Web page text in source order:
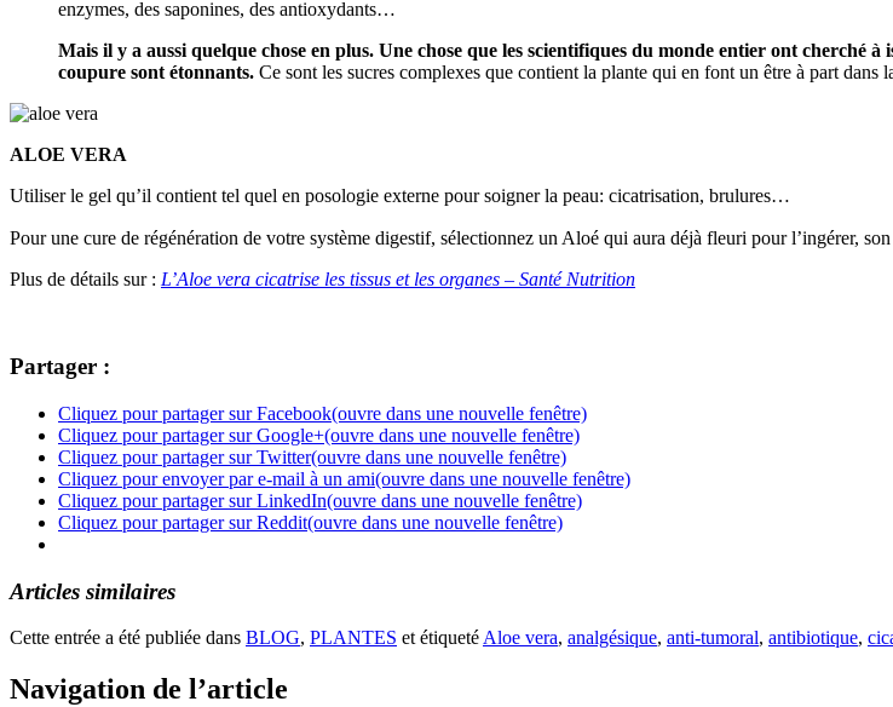
enzymes, des saponines, des antioxydants…
Mais il y a aussi quelque chose en plus. Une chose que les scientifiques du monde entier ont cherché
coupure sont étonnants. Ce sont les sucres complexes que contient la plante qui en font un être à part dans
ALOE VERA
Utiliser le gel qu’il contient tel quel en posologie externe pour soigner la peau: cicatrisation, brulures…
Pour une cure de régénération de votre système digestif, sélectionnez un Aloé qui aura déjà fleuri pour l’ingérer,
Plus de détails sur : L’Aloe vera cicatrise les tissus et les organes – Santé Nutrition
Partager :
Cliquez pour partager sur Facebook(ouvre dans une nouvelle fenêtre)
Cliquez pour partager sur Google+(ouvre dans une nouvelle fenêtre)
Cliquez pour partager sur Twitter(ouvre dans une nouvelle fenêtre)
Cliquez pour envoyer par e-mail à un ami(ouvre dans une nouvelle fenêtre)
Cliquez pour partager sur LinkedIn(ouvre dans une nouvelle fenêtre)
Cliquez pour partager sur Reddit(ouvre dans une nouvelle fenêtre)
Articles similaires
Cette entrée a été publiée dans BLOG, PLANTES et étiquetéAloe vera, analgésique, anti-tumoral, antibiotique,
Navigation de l’article